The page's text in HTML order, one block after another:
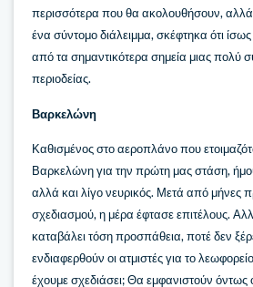
περισσότερα που θα ακολουθήσουν,
ένα σύντομο διάλειμμα, σκέφτηκα ότι ίσως
από τα σημαντικότερα σημεία μιας πολύ
περιοδείας.
Βαρκελώνη
Καθισμένος στο αεροπλάνο που
Βαρκελώνη για την πρώτη μας στάση,
αλλά και λίγο νευρικός. Μετά από μήνες
σχεδιασμού, η μέρα έφτασε επιτέλους.
καταβάλει τόση προσπάθεια, ποτέ δεν
ενδιαφερθούν οι ατμιστές για το
έχουμε σχεδιάσει; Θα εμφανιστούν όντως